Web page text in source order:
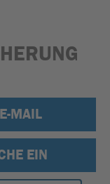
MAIL
EIN